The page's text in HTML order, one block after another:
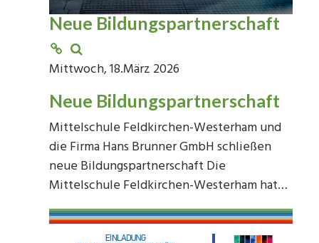
Neue Bildungspartnerschaft
Mittwoch, 18.März 2026
Neue Bildungspartnerschaft
Mittelschule Feldkirchen-Westerham und
die Firma Hans Brunner GmbH schließen
neue Bildungspartnerschaft Die
Mittelschule Feldkirchen-Westerham hat…